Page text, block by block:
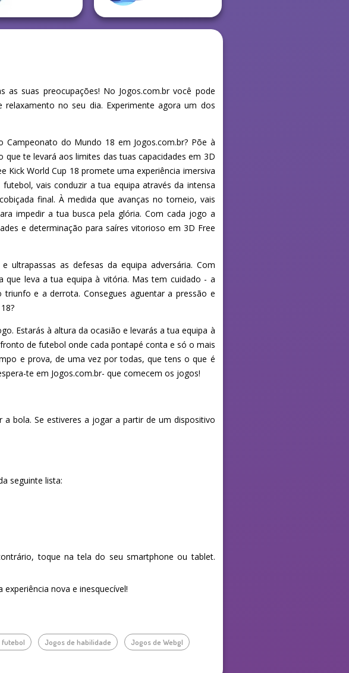
suas preocupações! No Jogos.com.br você pode
no seu dia. Experimente agora um dos
do Mundo 18 em Jogos.com.br? Põe à
te levará aos limites das tuas capacidades em 3D
Kick World Cup 18 promete uma experiência imersiva
vais conduzir a tua equipa através da intensa
final. À medida que avanças no torneio, vais
impedir a tua busca pela glória. Com cada jogo a
e determinação para saíres vitorioso em 3D Free
ultrapassas as defesas da equipa adversária. Com
leva a tua equipa à vitória. Mas tem cuidado - a
e a derrota. Consegues aguentar a pressão e
Estarás à altura da ocasião e levarás a tua equipa à
de futebol onde cada pontapé conta e só o mais
e prova, de uma vez por todas, que tens o que é
te em Jogos.com.br- que comecem os jogos!
bola. Se estiveres a jogar a partir de um dispositivo
seguinte lista:
toque na tela do seu smartphone ou tablet.
nova e inesquecível!
futebol Jogos de habilidade Jogos de Webgl